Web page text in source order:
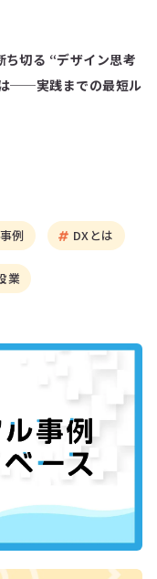
ザイン思考
──実践までの最短ル
例 DXとは
業